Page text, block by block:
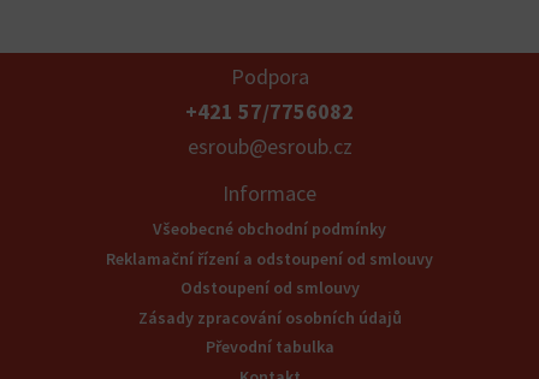
Podpora
+421 57/7756082
esroub@esroub.cz
Informace
Všeobecné obchodní podmínky
Reklamační řízení a odstoupení od smlouvy
Odstoupení od smlouvy
Zásady zpracování osobních údajů
Převodní tabulka